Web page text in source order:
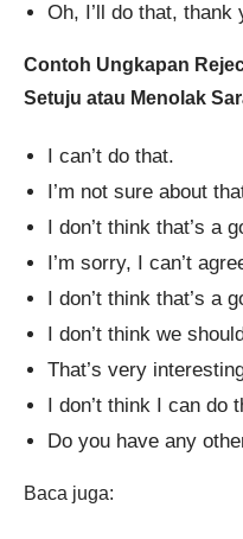
Oh, I’ll do that, thank
Contoh Ungkapan
Setuju atau Menolak
I can’t do that.
I’m not sure about
I don’t think that’s a
I’m sorry, I can’t
I don’t think that’s a
I don’t think we
That’s very
I don’t think I can do
Do you have any
Baca juga: